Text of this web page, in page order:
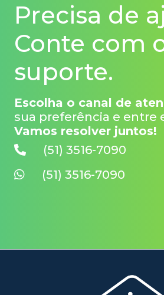
Precisa de
Conte com
suporte.
Escolha o canal de
sua preferência e entre
Vamos resolver juntos!
(51) 3516-7090
(51) 3516-7090